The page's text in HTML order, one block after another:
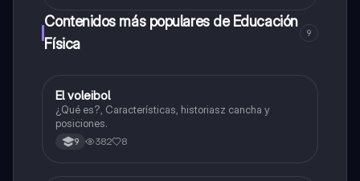
Contenidos más populares de Educación
Física
9
Educación Física
El voleibol
¿Qué es?, Características, historiasz cancha y
posiciones.
9 382 8